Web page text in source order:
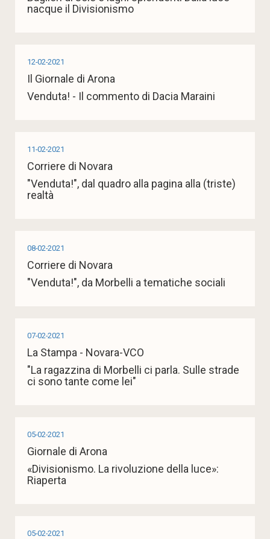
nacque il Divisionismo
12-02-2021
Il Giornale di Arona
Venduta! - Il commento di Dacia Maraini
11-02-2021
Corriere di Novara
"Venduta!", dal quadro alla pagina alla (triste)
realtà
08-02-2021
Corriere di Novara
"Venduta!", da Morbelli a tematiche sociali
07-02-2021
La Stampa - Novara-VCO
"La ragazzina di Morbelli ci parla. Sulle strade
ci sono tante come lei"
05-02-2021
Giornale di Arona
«Divisionismo. La rivoluzione della luce»:
Riaperta
05-02-2021